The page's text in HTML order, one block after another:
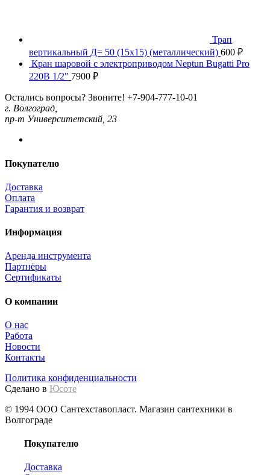
Трап
вертикальный Д= 50 (15х15) (металлический) 600 ₽
Кран шаровой с электроприводом Neptun Bugatti Pro
220В 1/2" 7900 ₽
Остались вопросы? Звоните! +7-904-777-10-01
г. Волгоград,
пр-т Университетский, 23
Покупателю
Доставка
Оплата
Гарантия и возврат
Информация
Аренда инструмента
Партнёры
Сертификаты
О компании
О нас
Работа
Новости
Контакты
Политика конфиденциальности
Сделано в Юсоте
© 1994 ООО Сантехставопласт. Магазин сантехники в
Волгограде
Покупателю
Доставка